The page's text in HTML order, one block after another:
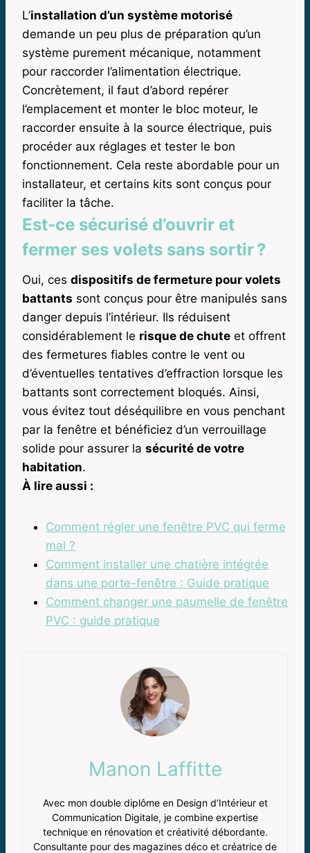
L’installation d’un système motorisé
demande un peu plus de préparation qu’un
système purement mécanique, notamment
pour raccorder l’alimentation électrique.
Concrètement, il faut d’abord repérer
l’emplacement et monter le bloc moteur, le
raccorder ensuite à la source électrique, puis
procéder aux réglages et tester le bon
fonctionnement. Cela reste abordable pour un
installateur, et certains kits sont conçus pour
faciliter la tâche.
Est-ce sécurisé d’ouvrir et
fermer ses volets sans sortir ?
Oui, ces dispositifs de fermeture pour volets
battants sont conçus pour être manipulés sans
danger depuis l’intérieur. Ils réduisent
considérablement le risque de chute et offrent
des fermetures fiables contre le vent ou
d’éventuelles tentatives d’effraction lorsque les
battants sont correctement bloqués. Ainsi,
vous évitez tout déséquilibre en vous penchant
par la fenêtre et bénéficiez d’un verrouillage
solide pour assurer la sécurité de votre
habitation.
À lire aussi :
Comment régler une fenêtre PVC qui ferme
mal ?
Comment installer une chatière intégrée
dans une porte-fenêtre : Guide pratique
Comment changer une paumelle de fenêtre
PVC : guide pratique
Manon Laffitte
Avec mon double diplôme en Design d’Intérieur et
Communication Digitale, je combine expertise
technique en rénovation et créativité débordante.
Consultante pour des magazines déco et créatrice de